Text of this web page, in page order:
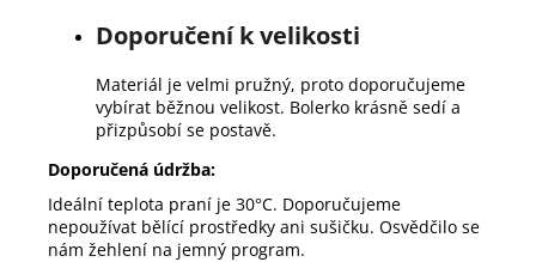
Doporučení k velikosti
Materiál je velmi pružný, proto doporučujeme
vybírat běžnou velikost. Bolerko krásně sedí a
přizpůsobí se postavě.
Doporučená údržba:
Ideální teplota praní je 30°C. Doporučujeme
nepoužívat bělící prostředky ani sušičku. Osvědčilo se
nám žehlení na jemný program.